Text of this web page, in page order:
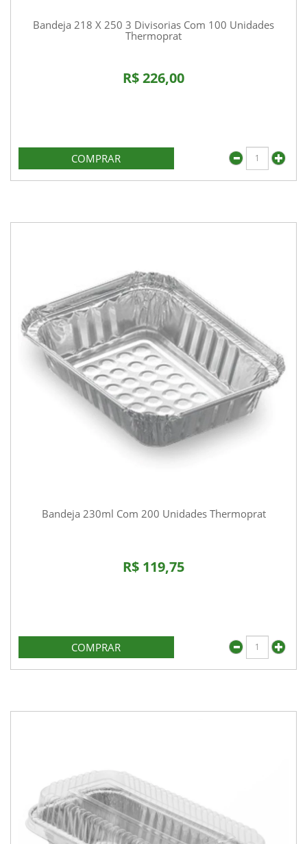
Bandeja 218 X 250 3 Divisorias Com 100 Unidades
Thermoprat
R$ 226,00
COMPRAR
Bandeja 230ml Com 200 Unidades Thermoprat
R$ 119,75
COMPRAR